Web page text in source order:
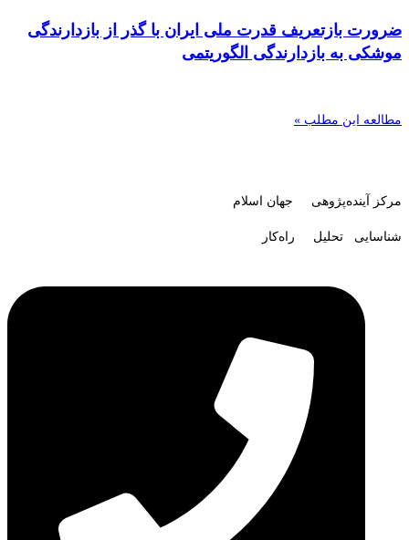
ضرورت بازتعریف قدرت ملی ایران با گذر از بازدارندگی
موشکی به بازدارندگی الگوریتمی
مطالعه این مطلب »
مرکز آینده‌پژوهی جهان اسلام
شناسایی تحلیل راه‌کار